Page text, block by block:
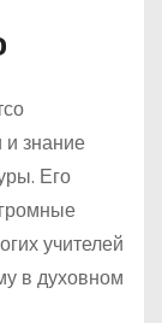
знание
Его
учителей
в духовном